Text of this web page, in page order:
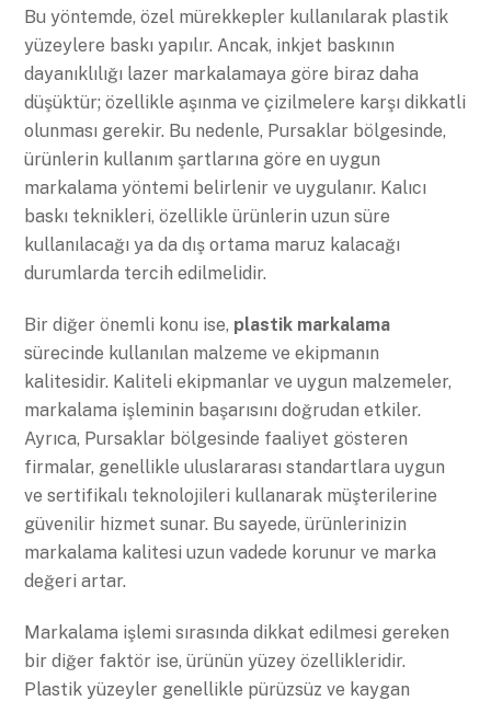
Bu yöntemde, özel mürekkepler kullanılarak plastik
yüzeylere baskı yapılır. Ancak, inkjet baskının
dayanıklılığı lazer markalamaya göre biraz daha
düşüktür; özellikle aşınma ve çizilmelere karşı dikkatli
olunması gerekir. Bu nedenle, Pursaklar bölgesinde,
ürünlerin kullanım şartlarına göre en uygun
markalama yöntemi belirlenir ve uygulanır. Kalıcı
baskı teknikleri, özellikle ürünlerin uzun süre
kullanılacağı ya da dış ortama maruz kalacağı
durumlarda tercih edilmelidir.
Bir diğer önemli konu ise, plastik markalama
sürecinde kullanılan malzeme ve ekipmanın
kalitesidir. Kaliteli ekipmanlar ve uygun malzemeler,
markalama işleminin başarısını doğrudan etkiler.
Ayrıca, Pursaklar bölgesinde faaliyet gösteren
firmalar, genellikle uluslararası standartlara uygun
ve sertifikalı teknolojileri kullanarak müşterilerine
güvenilir hizmet sunar. Bu sayede, ürünlerinizin
markalama kalitesi uzun vadede korunur ve marka
değeri artar.
Markalama işlemi sırasında dikkat edilmesi gereken
bir diğer faktör ise, ürünün yüzey özellikleridir.
Plastik yüzeyler genellikle pürüzsüz ve kaygan